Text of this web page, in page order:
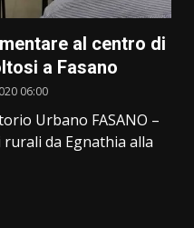
al centro di
a Fasano
06:00
Urbano FASANO –
da Egnathia alla